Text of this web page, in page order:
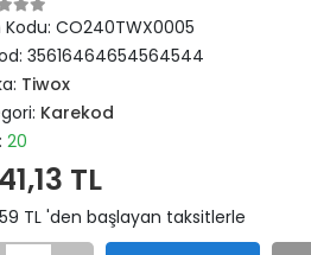
Kodu: CO240TWX0005
35616464654564544
Tiwox
Karekod
20
TL
TL 'den başlayan taksitlerle